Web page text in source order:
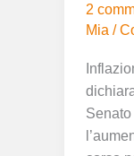
2
Mia /